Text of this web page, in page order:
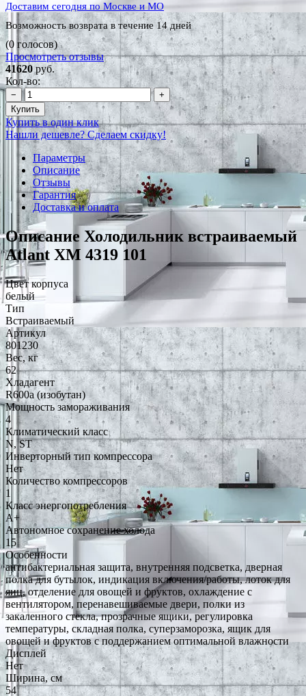
Доставим сегодня по Москве и МО
Возможность возврата в течение 14 дней
(0 голосов)
Просмотреть отзывы
41620 руб.
Кол-во:
−
+
Купить
Купить в один клик
Нашли дешевле? Сделаем скидку!
Параметры
Описание
Отзывы
Гарантия
Доставка и оплата
Описание Холодильник встраиваемый
Atlant ХМ 4319 101
Цвет корпуса
белый
Тип
Встраиваемый
Артикул
801230
Вес, кг
62
Хладагент
R600a (изобутан)
Мощность замораживания
4
Климатический класс
N, ST
Инверторный тип компрессора
Нет
Количество компрессоров
1
Класс энергопотребления
A+
Автономное сохранение холода
15
Особенности
антибактериальная защита, внутренняя подсветка, дверная
полка для бутылок, индикация включения/работы, лоток для
яиц, отделение для овощей и фруктов, охлаждение с
вентилятором, перенавешиваемые двери, полки из
закаленного стекла, прозрачные ящики, регулировка
температуры, складная полка, суперзаморозка, ящик для
овощей и фруктов с поддержанием оптимальной влажности
Дисплей
Нет
Ширина, см
54